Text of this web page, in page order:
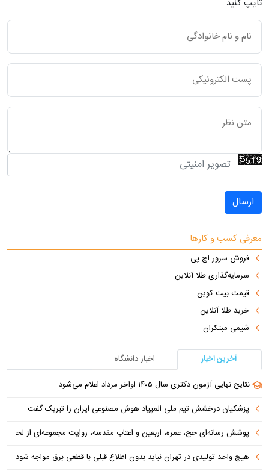
تایپ کنید
ارسال
معرفی کسب و کارها
فروش سرور اچ پی
سرمایه‌گذاری طلا آنلاین
قیمت بیت کوین
خرید طلا آنلاین
شیمی مبتکران
آخرین اخبار
اخبار دانشگاه
نتایج نهایی آزمون دکتری سال ۱۴۰۵ اواخر مرداد اعلام می‌شود
پزشکیان درخشش تیم ملی المپیاد هوش مصنوعی ایران را تبریک گفت
پوشش رسانه‌ای حج، عمره، اربعین و اعتاب مقدسه، روایت مجموعه‌ای از لحظه‌هاست
هیچ واحد تولیدی در تهران نباید بدون اطلاع قبلی با قطعی برق مواجه شود